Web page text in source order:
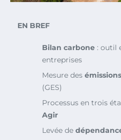
EN BREF
Bilan carbone : outil
entreprises
Mesure des
(GES)
Processus en trois
Agir
Levée de